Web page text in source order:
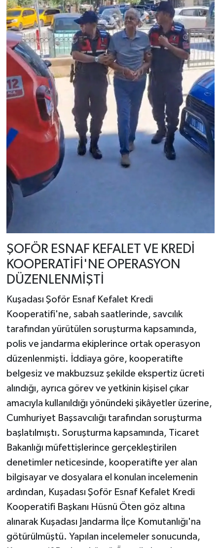
ŞOFÖR ESNAF KEFALET VE KREDİ
KOOPERATİFİ'NE OPERASYON
DÜZENLENMİŞTİ
Kuşadası Şoför Esnaf Kefalet Kredi
Kooperatifi'ne, sabah saatlerinde, savcılık
tarafından yürütülen soruşturma kapsamında,
polis ve jandarma ekiplerince ortak operasyon
düzenlenmişti. İddiaya göre, kooperatifte
belgesiz ve makbuzsuz şekilde ekspertiz ücreti
alındığı, ayrıca görev ve yetkinin kişisel çıkar
amacıyla kullanıldığı yönündeki şikâyetler üzerine,
Cumhuriyet Başsavcılığı tarafından soruşturma
başlatılmıştı. Soruşturma kapsamında, Ticaret
Bakanlığı müfettişlerince gerçekleştirilen
denetimler neticesinde, kooperatifte yer alan
bilgisayar ve dosyalara el konulan incelemenin
ardından, Kuşadası Şoför Esnaf Kefalet Kredi
Kooperatifi Başkanı Hüsnü Öten göz altına
alınarak Kuşadası Jandarma İlçe Komutanlığı'na
götürülmüştü. Yapılan incelemeler sonucunda,